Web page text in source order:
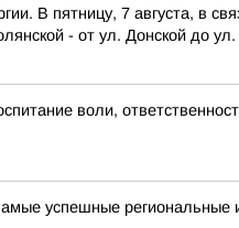
В пятницу, 7 августа, в
- от ул. Донской до
воли,
успешные региональные